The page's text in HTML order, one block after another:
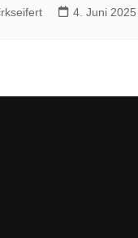
4. Juni 2025